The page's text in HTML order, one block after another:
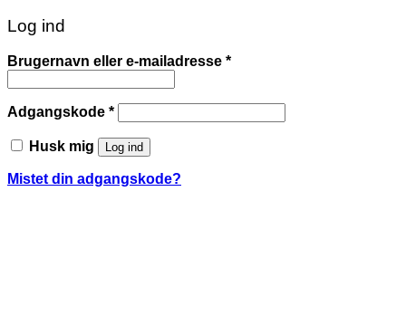
Log ind
Brugernavn eller e-mailadresse *Påkrævet
Adgangskode *Påkrævet
Husk mig Log ind
Mistet din adgangskode?